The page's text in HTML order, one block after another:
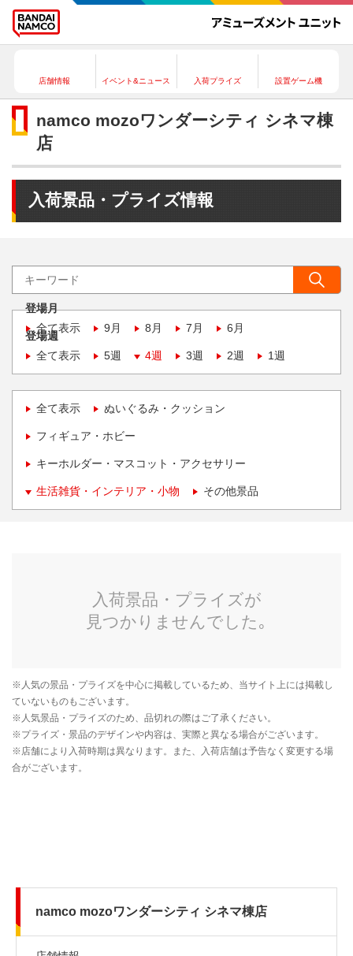
店舗情報 イベント&ニュース 入荷プライズ 設置ゲーム機
namco mozoワンダーシティ シネマ棟
店
入荷景品・プライズ情報
登場月
全て表示
9月 8月 7月 6月
登場週
全て表示
5週 4週 3週 2週 1週
全て表示 ぬいぐるみ・クッション
フィギュア・ホビー
キーホルダー・マスコット・アクセサリー
生活雑貨・インテリア・小物 その他景品
namco mozoワンダーシティ シネマ棟店